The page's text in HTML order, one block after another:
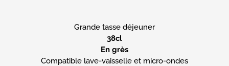
38cl
En grès
Compatible lave-vaisselle et micro-ondes